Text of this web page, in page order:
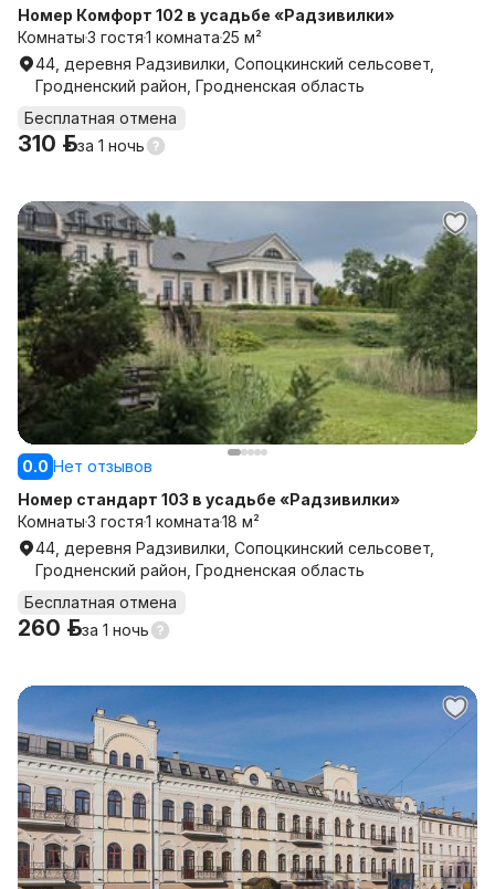
Номер Комфорт 102 в усадьбе «Радзивилки»
Комнаты3 гостя1 комната25 м²
44, деревня Радзивилки, Сопоцкинский сельсовет,
Гродненский район, Гродненская область
Бесплатная отмена
310 р.за 1 ночь
0.0 Нет отзывов
Номер стандарт 103 в усадьбе «Радзивилки»
Комнаты3 гостя1 комната18 м²
44, деревня Радзивилки, Сопоцкинский сельсовет,
Гродненский район, Гродненская область
Бесплатная отмена
260 р.за 1 ночь